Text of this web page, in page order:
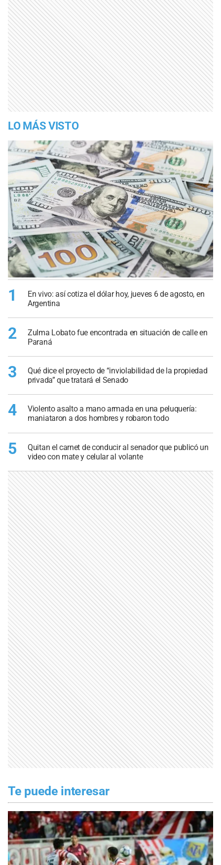
LO MÁS VISTO
1
En vivo: así cotiza el dólar hoy, jueves 6 de agosto, en
Argentina
2
Zulma Lobato fue encontrada en situación de calle en
Paraná
3
Qué dice el proyecto de “inviolabilidad de la propiedad
privada” que tratará el Senado
4
Violento asalto a mano armada en una peluquería:
maniataron a dos hombres y robaron todo
5
Quitan el carnet de conducir al senador que publicó un
video con mate y celular al volante
Te puede interesar